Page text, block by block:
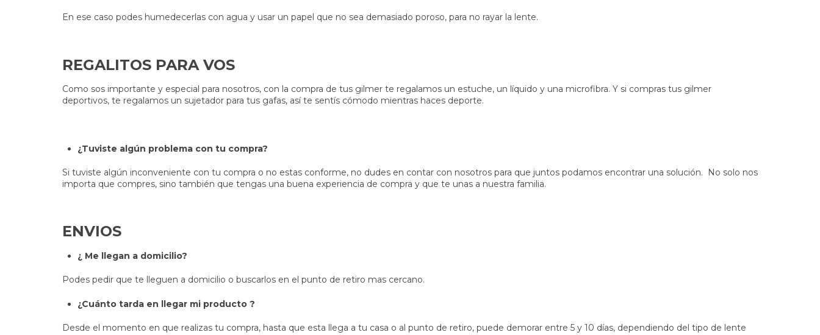
En ese caso podes humedecerlas con agua y usar un papel que no sea demasiado poroso, para no rayar la lente.
REGALITOS PARA VOS
Como sos importante y especial para nosotros, con la compra de tus gilmer te regalamos un estuche, un líquido y una microfibra. Y si compras tus gilmer
deportivos, te regalamos un sujetador para tus gafas, así te sentís cómodo mientras haces deporte.
¿Tuviste algún problema con tu compra?
Si tuviste algún inconveniente con tu compra o no estas conforme, no dudes en contar con nosotros para que juntos podamos encontrar una solución. No solo nos
importa que compres, sino también que tengas una buena experiencia de compra y que te unas a nuestra familia.
ENVIOS
¿ Me llegan a domicilio?
Podes pedir que te lleguen a domicilio o buscarlos en el punto de retiro mas cercano.
¿Cuánto tarda en llegar mi producto ?
Desde el momento en que realizas tu compra, hasta que esta llega a tu casa o al punto de retiro, puede demorar entre 5 y 10 días, dependiendo del tipo de lente